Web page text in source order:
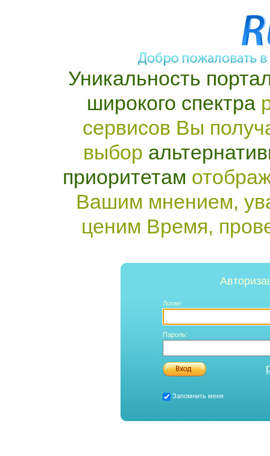
Уникальность
широкого спектра
сервисов Вы
выбор
приоритетам
Вашим мнением,
ценим Время,
Логин:
Пароль:
Запомнить меня